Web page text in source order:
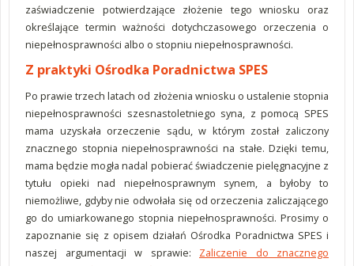
zaświadczenie potwierdzające złożenie tego wniosku oraz
określające termin ważności dotychczasowego orzeczenia o
niepełnosprawności albo o stopniu niepełnosprawności.
Z praktyki Ośrodka Poradnictwa SPES
Po prawie trzech latach od złożenia wniosku o ustalenie stopnia
niepełnosprawności szesnastoletniego syna, z pomocą SPES
mama uzyskała orzeczenie sądu, w którym został zaliczony
znacznego stopnia niepełnosprawności na stałe. Dzięki temu,
mama będzie mogła nadal pobierać świadczenie pielęgnacyjne z
tytułu opieki nad niepełnosprawnym synem, a byłoby to
niemożliwe, gdyby nie odwołała się od orzeczenia zaliczającego
go do umiarkowanego stopnia niepełnosprawności. Prosimy o
zapoznanie się z opisem działań Ośrodka Poradnictwa SPES i
naszej argumentacji w sprawie: Zaliczenie do znacznego